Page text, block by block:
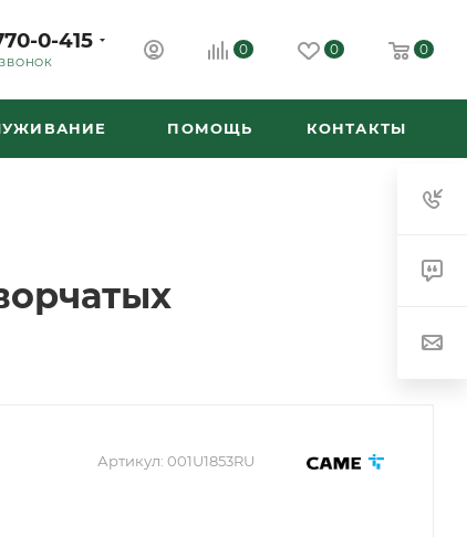
0-415 0 0 0
ПОМОЩЬ КОНТАКТЫ
Артикул: 001U1853RU